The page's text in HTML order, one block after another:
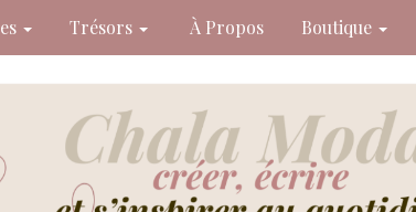
Trésors À Propos Boutique